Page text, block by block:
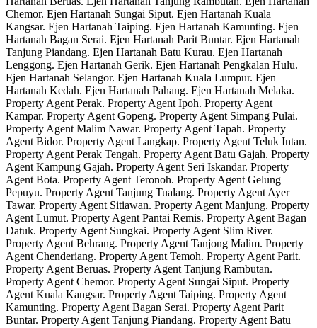
Chemor. Ejen Hartanah Sungai Siput. Ejen Hartanah Kuala
Kangsar. Ejen Hartanah Taiping. Ejen Hartanah Kamunting. Ejen
Hartanah Bagan Serai. Ejen Hartanah Parit Buntar. Ejen Hartanah
Tanjung Piandang. Ejen Hartanah Batu Kurau. Ejen Hartanah
Lenggong. Ejen Hartanah Gerik. Ejen Hartanah Pengkalan Hulu.
Ejen Hartanah Selangor. Ejen Hartanah Kuala Lumpur. Ejen
Hartanah Kedah. Ejen Hartanah Pahang. Ejen Hartanah Melaka.
Property Agent Perak. Property Agent Ipoh. Property Agent
Kampar. Property Agent Gopeng. Property Agent Simpang Pulai.
Property Agent Malim Nawar. Property Agent Tapah. Property
Agent Bidor. Property Agent Langkap. Property Agent Teluk Intan.
Property Agent Perak Tengah. Property Agent Batu Gajah. Property
Agent Kampung Gajah. Property Agent Seri Iskandar. Property
Agent Bota. Property Agent Teronoh. Property Agent Gelung
Pepuyu. Property Agent Tanjung Tualang. Property Agent Ayer
Tawar. Property Agent Sitiawan. Property Agent Manjung. Property
Agent Lumut. Property Agent Pantai Remis. Property Agent Bagan
Datuk. Property Agent Sungkai. Property Agent Slim River.
Property Agent Behrang. Property Agent Tanjong Malim. Property
Agent Chenderiang. Property Agent Temoh. Property Agent Parit.
Property Agent Beruas. Property Agent Tanjung Rambutan.
Property Agent Chemor. Property Agent Sungai Siput. Property
Agent Kuala Kangsar. Property Agent Taiping. Property Agent
Kamunting. Property Agent Bagan Serai. Property Agent Parit
Buntar. Property Agent Tanjung Piandang. Property Agent Batu